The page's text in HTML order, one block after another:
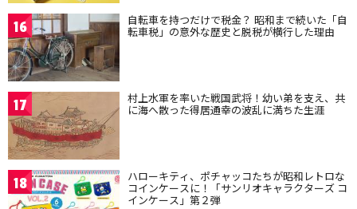
16 自転車を持つだけで税金？ 昭和まで続いた「自
転車税」の意外な歴史と脱税が横行した理由
17 村上水軍を率いた戦国武将！幼い弟を支え、共
に海へ散った得居通幸の波乱に満ちた生涯
18 ハローキティ、ポチャッコたちが昭和レトロな
コインケースに！「サンリオキャラクターズ コ
インケース」第２弾